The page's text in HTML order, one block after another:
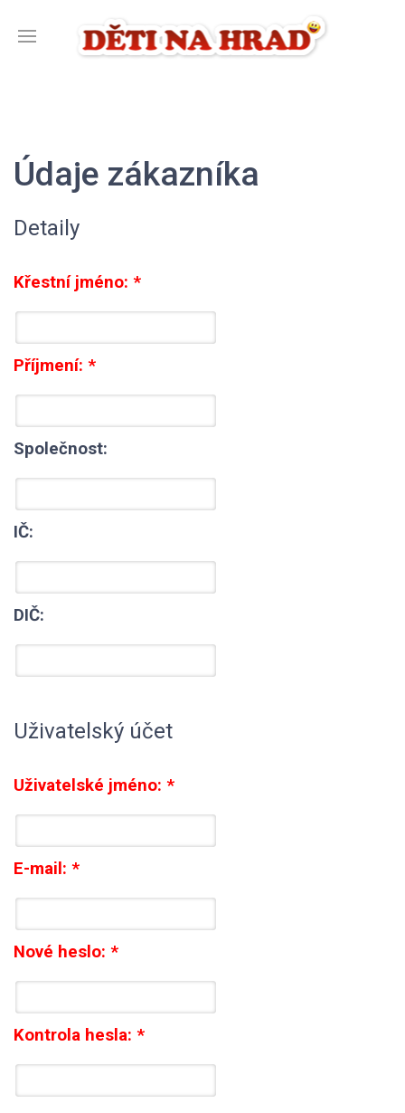
Údaje zákazníka
Detaily
Křestní jméno: *
Příjmení: *
Společnost:
IČ:
DIČ:
Uživatelský účet
Uživatelské jméno: *
E-mail: *
Nové heslo: *
Kontrola hesla: *